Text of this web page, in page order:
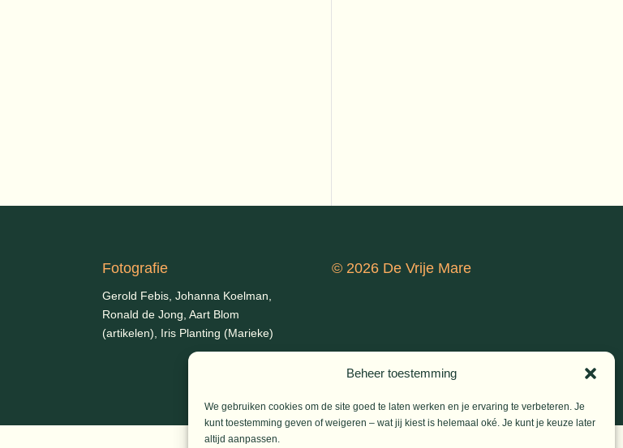
Beheer toestemming
We gebruiken cookies om de site goed te laten werken en je ervaring te verbeteren. Je
kunt toestemming geven of weigeren – wat jij kiest is helemaal oké. Je kunt je keuze later
altijd aanpassen.
Fotografie
Gerold Febis, Johanna Koelman,
Ronald de Jong, Aart Blom
(artikelen), Iris Planting (Marieke)
© 2026 De Vrije Mare